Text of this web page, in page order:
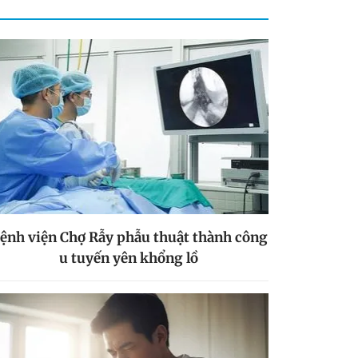
viện Chợ Rẫy phẫu thuật thành công
u tuyến yên khổng lồ